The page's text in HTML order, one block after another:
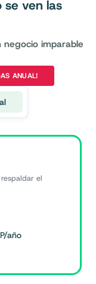
se ven las
imparable
ANUAL!
el
/año